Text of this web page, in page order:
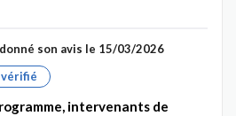
son avis le 15/03/2026
intervenants de